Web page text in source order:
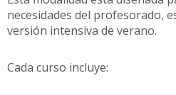
necesidades del profesorado,
versión intensiva de verano.
Cada curso incluye: